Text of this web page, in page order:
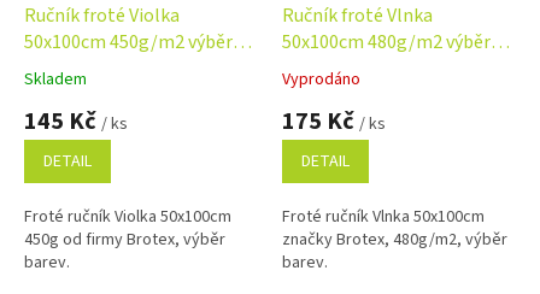
Ručník froté Violka
50x100cm 450g/m2 výběr
barev
Průměrné
hodnocení
produktu
5,0
5
hvězdiček.
Skladem
145 Kč / ks
DETAIL
Froté ručník Violka 50x100cm
450g od firmy Brotex, výběr
barev.
Ručník froté Vlnka
50x100cm 480g/m2 výběr
barev
Průměrné
hodnocení
produktu
4,5
5
hvězdiček.
Vyprodáno
175 Kč / ks
DETAIL
Froté ručník Vlnka 50x100cm
značky Brotex, 480g/m2, výběr
barev.